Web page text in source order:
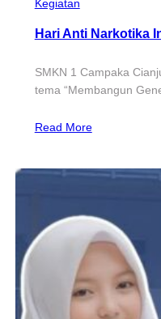
Kegiatan
Hari Anti Narkotika
SMKN 1 Campaka
tema “Membangun
Read More